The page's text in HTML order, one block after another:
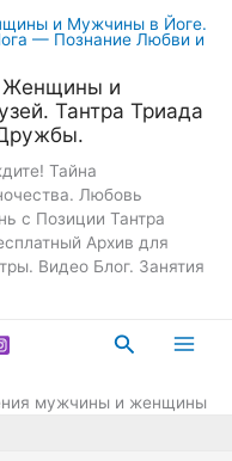
Женщины и
Тантра Триада
Тайна
Любовь
с Позиции Тантра
Архив для
Видео Блог. Занятия
Поиск
мужчины и женщины